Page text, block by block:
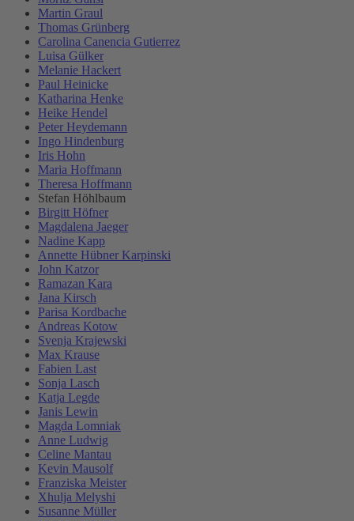
Martin Graul
Thomas Grünberg
Carolina Canencia Gutierrez
Luisa Gülker
Melanie Hackert
Paul Heinicke
Katharina Henke
Heike Hendel
Peter Heydemann
Ingo Hindenburg
Iris Hohn
Maria Hoffmann
Theresa Hoffmann
Stefan Höhlbaum
Birgitt Höfner
Magdalena Jaeger
Nadine Kapp
Annette Hübner Karpinski
John Katzor
Ramazan Kara
Jana Kirsch
Parisa Kordbache
Andreas Kotow
Svenja Krajewski
Max Krause
Fabien Last
Sonja Lasch
Katja Legde
Janis Lewin
Magda Lomniak
Anne Ludwig
Celine Mantau
Kevin Mausolf
Franziska Meister
Xhulja Melyshi
Susanne Müller